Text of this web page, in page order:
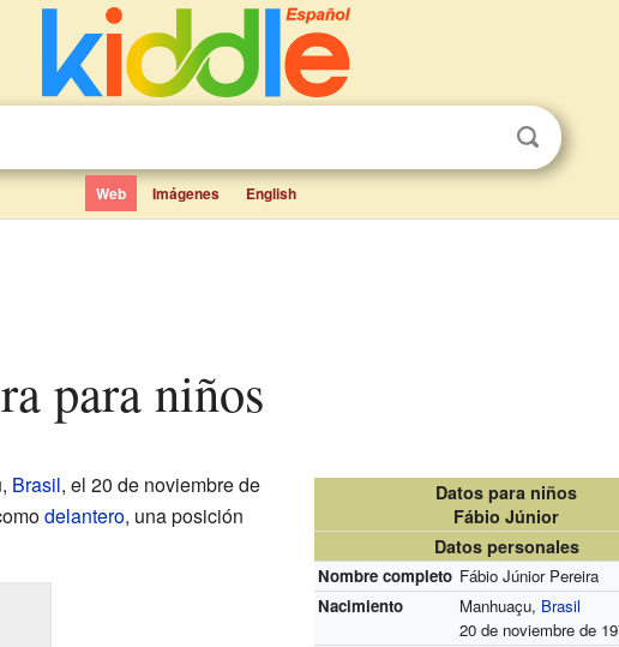
Web Imágenes English
para niños
Datos para niños
Fábio Júnior
Datos personales
Nombre completo Fábio Júnior Pereira
Nacimiento
Manhuaçu, Brasil
20 de noviembre de
Brasil, el 20 de noviembre de
delantero, una posición